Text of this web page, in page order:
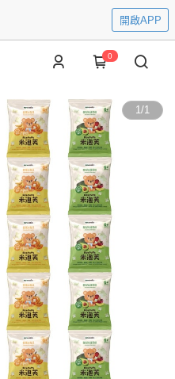
開啟APP
0
1/1